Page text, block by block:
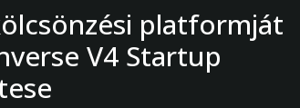
platformját
V4 Startup